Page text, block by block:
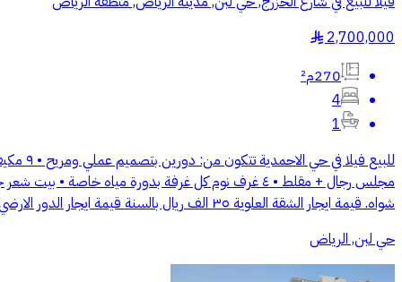
2,700,000
§
270م²
4
1
شواه. قيمة ايجار الشقة العلوية ٣٥ الف ريال بالسنة قيمة ايجار الدور الارضي ٩٠ الف ريال بالسنة للتواصل والمعاينة: أ. رعد: 0554343045 أ.فهد: 0531122535
حي لبن, الرياض